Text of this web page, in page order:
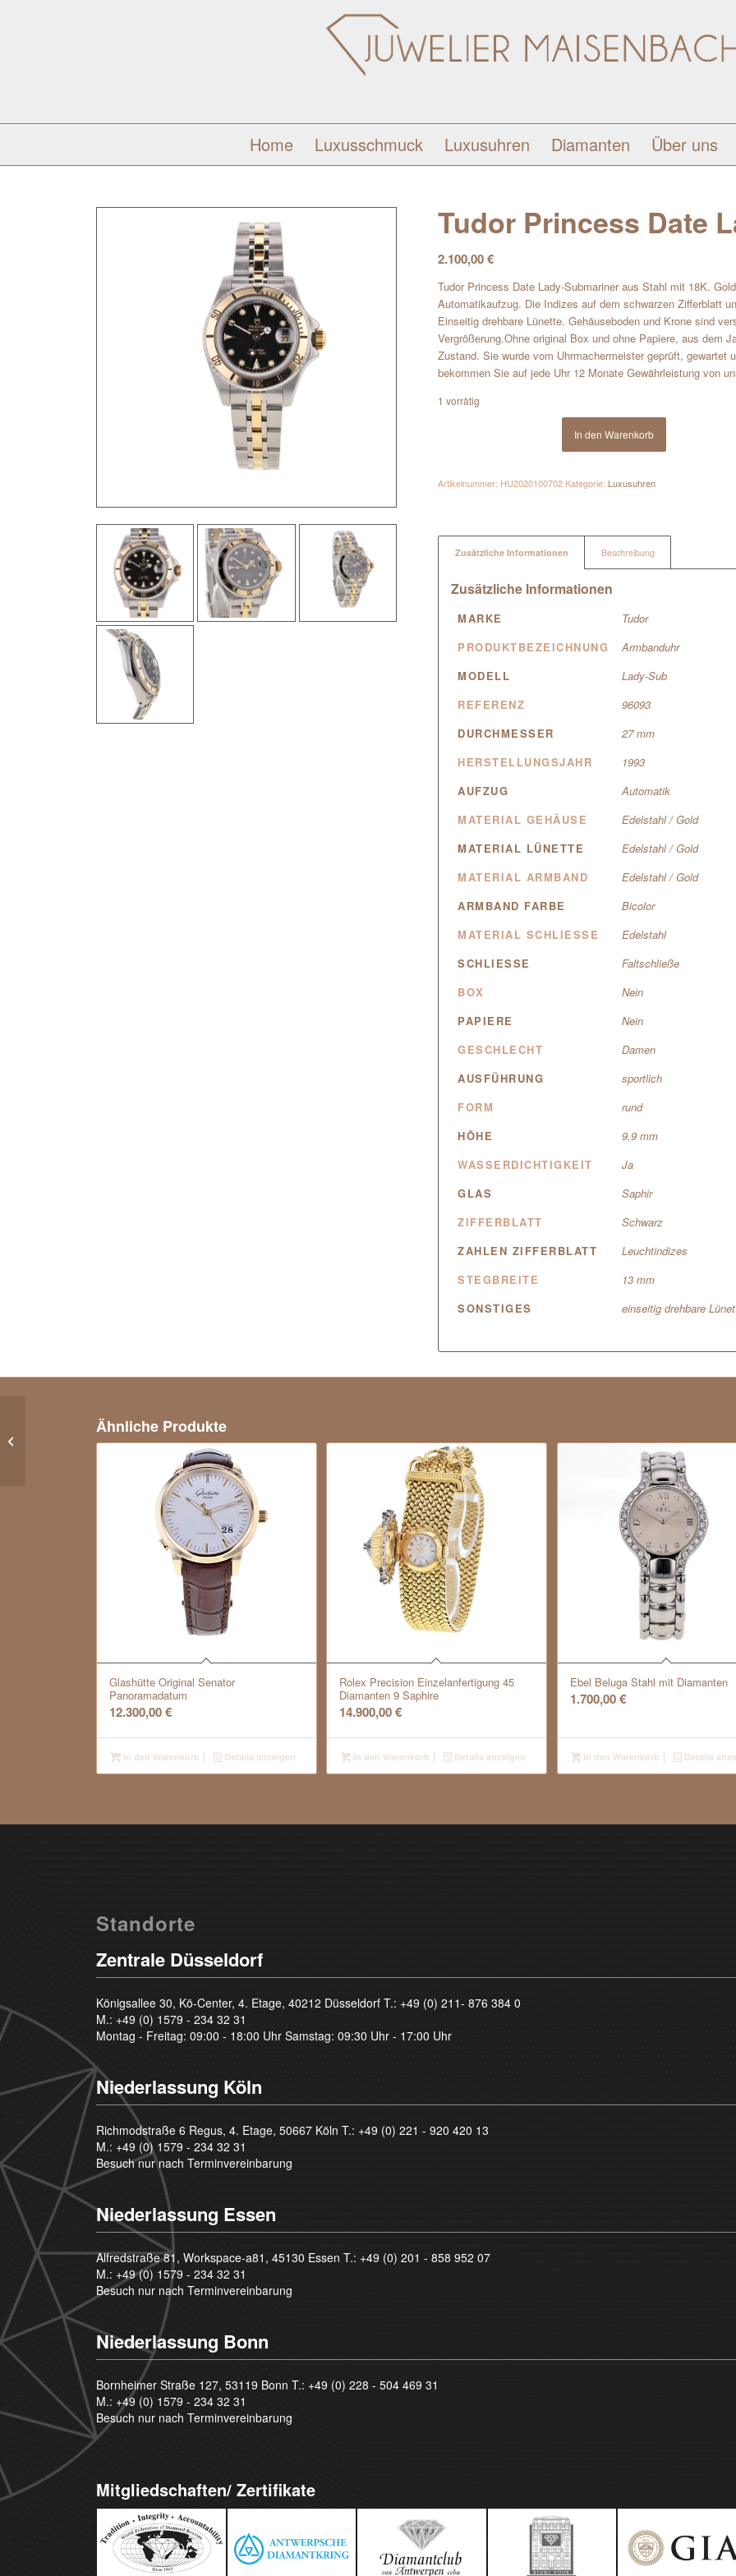
Home Luxusschmuck Luxusuhren Diamanten Über uns
Tudor Princess Date
2.100,00€
Tudor Princess Date Lady-Submariner aus Stahl mit 18K.
Automatikaufzug. Die Indizes auf dem schwarzen Zifferblatt
Einseitig drehbare Lünette. Gehäuseboden und Krone sind
Vergrößerung.Ohne original Box und ohne Papiere, aus dem
Zustand. Sie wurde vom Uhrmachermeister geprüft,
bekommen Sie auf jede Uhr 12 Monate Gewährleistung von
1 vorrätig
In den Warenkorb
Artikelnummer: HU2020100702 Kategorie: Luxusuhren
Zusätzliche Informationen Beschreibung
Zusätzliche Informationen
MARKE
Tudor
PRODUKTBEZEICHNUNG
Armbanduhr
MODELL
Lady-Sub
REFERENZ
96093
DURCHMESSER
27 mm
HERSTELLUNGSJAHR
1993
AUFZUG
Automatik
MATERIAL GEHÄUSE
Edelstahl / Gold
MATERIAL LÜNETTE
Edelstahl / Gold
MATERIAL ARMBAND
Edelstahl / Gold
ARMBAND FARBE
Bicolor
MATERIAL SCHLIESSE
Edelstahl
SCHLIESSE
Faltschließe
BOX
Nein
PAPIERE
Nein
GESCHLECHT
Damen
AUSFÜHRUNG
sportlich
FORM
rund
HÖHE
9,9 mm
WASSERDICHTIGKEIT
Ja
GLAS
Saphir
ZIFFERBLATT
Schwarz
ZAHLEN ZIFFERBLATT
Leuchtindizes
STEGBREITE
13 mm
SONSTIGES
einseitig drehbare
Ähnliche Produkte
Glashütte Original Senator
Panoramadatum
12.300,00€
In den Warenkorb Details anzeigen
Rolex Precision Einzelanfertigung 45
Diamanten 9 Saphire
14.900,00€
In den Warenkorb Details anzeigen
Ebel Beluga Stahl mit Diamanten
1.700,00€
In den Warenkorb Details
Standorte
Zentrale Düsseldorf
Königsallee 30, Kö-Center, 4. Etage, 40212 Düsseldorf T.: +49 (0) 211- 876 384 0
M.: +49 (0) 1579 - 234 32 31
Montag - Freitag: 09:00 - 18:00 Uhr Samstag: 09:30 Uhr - 17:00 Uhr
Niederlassung Köln
Richmodstraße 6 Regus, 4. Etage, 50667 Köln T.: +49 (0) 221 - 920 420 13
M.: +49 (0) 1579 - 234 32 31
Besuch nur nach Terminvereinbarung
Niederlassung Essen
Alfredstraße 81, Workspace-a81, 45130 Essen T.: +49 (0) 201 - 858 952 07
M.: +49 (0) 1579 - 234 32 31
Besuch nur nach Terminvereinbarung
Niederlassung Bonn
Bornheimer Straße 127, 53119 Bonn T.: +49 (0) 228 - 504 469 31
M.: +49 (0) 1579 - 234 32 31
Besuch nur nach Terminvereinbarung
Mitgliedschaften/ Zertifikate
Patek Philippe Classic